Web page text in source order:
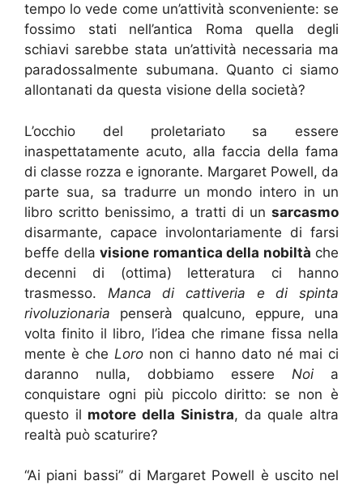
tempo lo vede come un’attività sconveniente: se
fossimo stati nell’antica Roma quella degli
schiavi sarebbe stata un’attività necessaria ma
paradossalmente subumana. Quanto ci siamo
allontanati da questa visione della società?
L’occhio del proletariato sa essere
inaspettatamente acuto, alla faccia della fama
di classe rozza e ignorante. Margaret Powell, da
parte sua, sa tradurre un mondo intero in un
libro scritto benissimo, a tratti di un sarcasmo
disarmante, capace involontariamente di farsi
beffe della visione romantica della nobiltà che
decenni di (ottima) letteratura ci hanno
trasmesso. Manca di cattiveria e di spinta
rivoluzionaria penserà qualcuno, eppure, una
volta finito il libro, l’idea che rimane fissa nella
mente è che Loro non ci hanno dato né mai ci
daranno nulla, dobbiamo essere Noi a
conquistare ogni più piccolo diritto: se non è
questo il motore della Sinistra, da quale altra
realtà può scaturire?
“Ai piani bassi” di Margaret Powell è uscito nel